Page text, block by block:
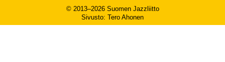
© 2013–2026 Suomen Jazzliitto
Sivusto: Tero Ahonen